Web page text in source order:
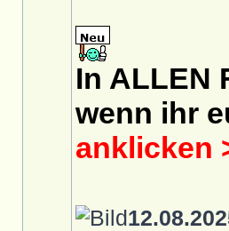
In ALLEN
wenn ihr
anklicken